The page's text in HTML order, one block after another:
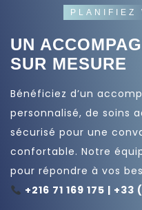
PLANIFIEZ
UN
SUR MESURE
Bénéficiez d’un
personnalisé, de soins
sécurisé pour une
confortable. Notre
pour répondre à vos
+216 71 169 175 |